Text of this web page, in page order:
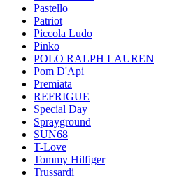
Pastello
Patriot
Piccola Ludo
Pinko
POLO RALPH LAUREN
Pom D'Api
Premiata
REFRIGUE
Special Day
Sprayground
SUN68
T-Love
Tommy Hilfiger
Trussardi